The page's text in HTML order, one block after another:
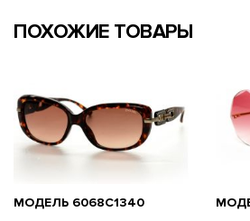
ПОХОЖИЕ ТОВАРЫ
МОДЕЛЬ 6068C1340